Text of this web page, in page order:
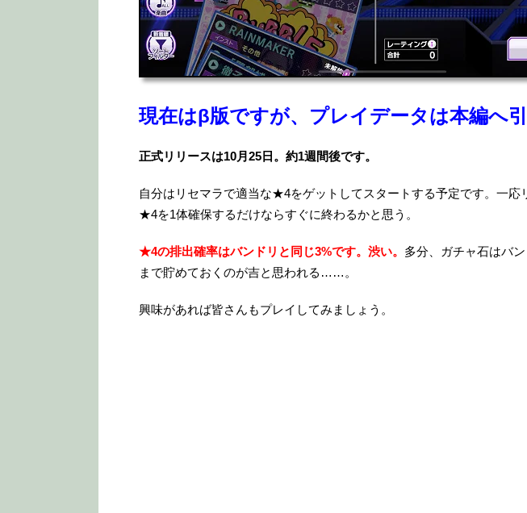
現在はβ版ですが、プレイデータは本編へ引
正式リリースは10月25日。約1週間後です。
自分はリセマラで適当な★4をゲットしてスタートする予定です。一応
★4を1体確保するだけならすぐに終わるかと思う。
★4の排出確率はバンドリと同じ3%です。渋い。 多分、ガチャ石はバ
まで貯めておくのが吉と思われる……。
興味があれば皆さんもプレイしてみましょう。